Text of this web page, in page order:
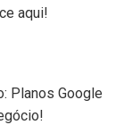
aqui!
Planos Google